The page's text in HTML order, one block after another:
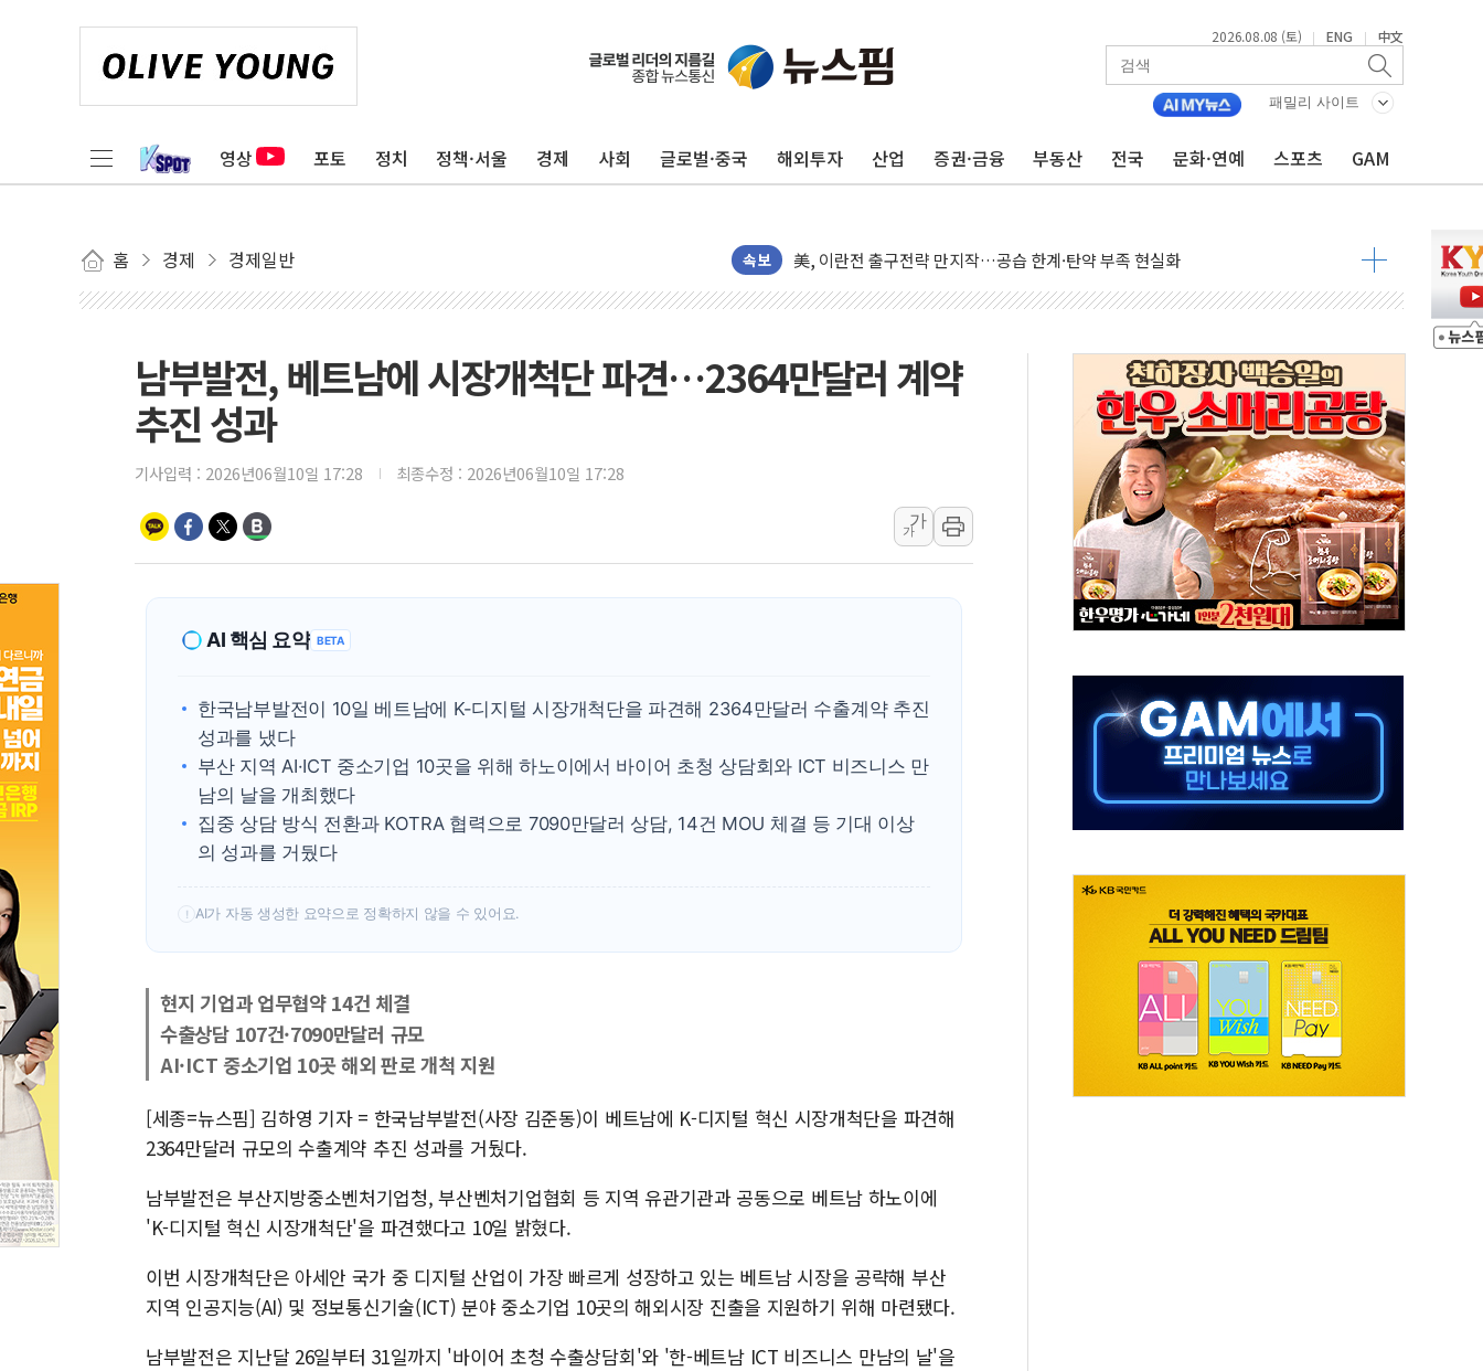
2026.08.08 (토) | ENG | 中文
패밀리 사이트
영상 포토 정치 정책·서울 경제 사회 글로벌·중국 해외투자 산업 증권·금융 부동산 전국 문화·연예 스포츠 GAM
홈 경제 경제일반 속보
김민석, 2주차 제주·인천 경선서 정청래에 승리...47.75% vs 42.08%
[속보] 민주, 제주·인천 경선 결과 발표...김민석 47.75% 정청래 42.08%
[속보] 민주, 제주 경선 결과 발표...김민석 52.64% 정청래 39.89% 송영길 7.47%
이번주 국내 주요 금융일정(8.10~8.14)
강릉·동해·삼척 시간당 최대 50㎜ 폭우…강원 동해안 강한 비 이어져
폐기물 수거하다 참변…60대 환경미화원 수거차에 치여 사망
李대통령 "결혼 때문에 손해 보는 일 없게"…'결혼 페널티' 22개 과제 손본다
여수 오동도 인근 해상서 모터보트 전복…1명 사망·1명 실종
추미애, '위안부' 피해자 기림의 날 참석..."국제적 시민 연대로 목소리 내야"
인천 선재도 갯벌서 해루질 중 실종 60대 나흘만에 숨진 채 발견
인천서 말다툼 중 어머니 흉기 살해 10대 아들 체포
'화합' 꺼낸 김민석에 '뻔뻔' 받아친 정청래…제주 연설서 신경전 고조
李대통령, ISA 개편 재검토 지시…與 "적극 환영"·野 "졸속 국정"
동해중부 전 해상 풍랑주의보…10일까지 최대 3.5m 높은 물결
연일 폭염에 온열질환 사망 23명…정부, 비상대응기구 가동
인제 용대리 계곡서 수위 상승으로 피서객 7명 고립…전원 구조
남부발전, 베트남에 시장개척단 파견…2364만달러 계약
추진 성과
기사입력 : 2026년06월10일 17:28 최종수정 : 2026년06월10일 17:28
가
가
AI 핵심 요약 BETA
한국남부발전이 10일 베트남에 K-디지털 시장개척단을 파견해 2364만달러 수출계약 추진
성과를 냈다
부산 지역 AI·ICT 중소기업 10곳을 위해 하노이에서 바이어 초청 상담회와 ICT 비즈니스 만
남의 날을 개최했다
집중 상담 방식 전환과 KOTRA 협력으로 7090만달러 상담, 14건 MOU 체결 등 기대 이상
의 성과를 거뒀다
! AI가 자동 생성한 요약으로 정확하지 않을 수 있어요.
현지 기업과 업무협약 14건 체결
수출상담 107건·7090만달러 규모
AI·ICT 중소기업 10곳 해외 판로 개척 지원
[세종=뉴스핌] 김하영 기자 = 한국남부발전(사장 김준동)이 베트남에 K-디지털 혁신 시장개척단을 파견해
2364만달러 규모의 수출계약 추진 성과를 거뒀다.
남부발전은 부산지방중소벤처기업청, 부산벤처기업협회 등 지역 유관기관과 공동으로 베트남 하노이에
'K-디지털 혁신 시장개척단'을 파견했다고 10일 밝혔다.
이번 시장개척단은 아세안 국가 중 디지털 산업이 가장 빠르게 성장하고 있는 베트남 시장을 공략해 부산
지역 인공지능(AI) 및 정보통신기술(ICT) 분야 중소기업 10곳의 해외시장 진출을 지원하기 위해 마련됐다.
남부발전은 지난달 26일부터 31일까지 '바이어 초청 수출상담회'와 '한-베트남 ICT 비즈니스 만남의 날'을